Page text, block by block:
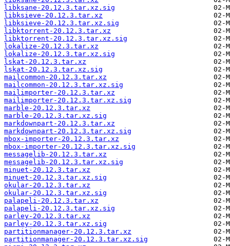
libksane-20.12.3.tar.xz.sig
libksieve-20.12.3.tar.xz
libksieve-20.12.3.tar.xz.sig
libktorrent-20.12.3.tar.xz
libktorrent-20.12.3.tar.xz.sig
lokalize-20.12.3.tar.xz
lokalize-20.12.3.tar.xz.sig
lskat-20.12.3.tar.xz
lskat-20.12.3.tar.xz.sig
mailcommon-20.12.3.tar.xz
mailcommon-20.12.3.tar.xz.sig
mailimporter-20.12.3.tar.xz
mailimporter-20.12.3.tar.xz.sig
marble-20.12.3.tar.xz
marble-20.12.3.tar.xz.sig
markdownpart-20.12.3.tar.xz
markdownpart-20.12.3.tar.xz.sig
mbox-importer-20.12.3.tar.xz
mbox-importer-20.12.3.tar.xz.sig
messagelib-20.12.3.tar.xz
messagelib-20.12.3.tar.xz.sig
minuet-20.12.3.tar.xz
minuet-20.12.3.tar.xz.sig
okular-20.12.3.tar.xz
okular-20.12.3.tar.xz.sig
palapeli-20.12.3.tar.xz
palapeli-20.12.3.tar.xz.sig
parley-20.12.3.tar.xz
parley-20.12.3.tar.xz.sig
partitionmanager-20.12.3.tar.xz
partitionmanager-20.12.3.tar.xz.sig